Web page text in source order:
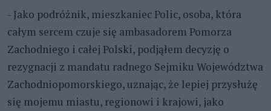
- Jako podróżnik, mieszkaniec Polic, osoba, która
całym sercem czuje się ambasadorem Pomorza
Zachodniego i całej Polski, podjąłem decyzję o
rezygnacji z mandatu radnego Sejmiku Województwa
Zachodniopomorskiego, uznając, że lepiej przysłużę
się mojemu miastu, regionowi i krajowi, jako